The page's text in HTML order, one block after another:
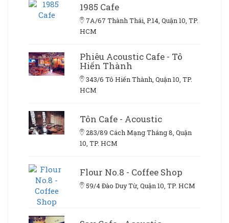
1985 Cafe
7A/67 Thành Thái, P.14, Quận 10, TP.
HCM
Phiêu Acoustic Cafe - Tô
Hiến Thành
343/6 Tô Hiến Thành, Quận 10, TP.
HCM
Tôn Cafe - Acoustic
283/89 Cách Mạng Tháng 8, Quận
10, TP. HCM
Flour No.8 - Coffee Shop
59/4 Đào Duy Từ, Quận 10, TP. HCM